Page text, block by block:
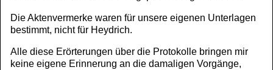
Die Aktenvermerke waren für unsere eigenen Unterlagen
bestimmt, nicht für Heydrich.
Alle diese Erörterungen über die Protokolle bringen mir
keine eigene Erinnerung an die damaligen Vorgänge,